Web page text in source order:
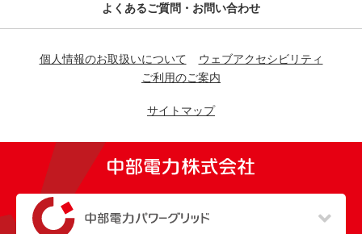
よくあるご質問・お問い合わせ
個人情報のお取扱いについて
ウェブアクセシビリティ
ご利用のご案内
サイトマップ
（新しいウィンドウを開きます）